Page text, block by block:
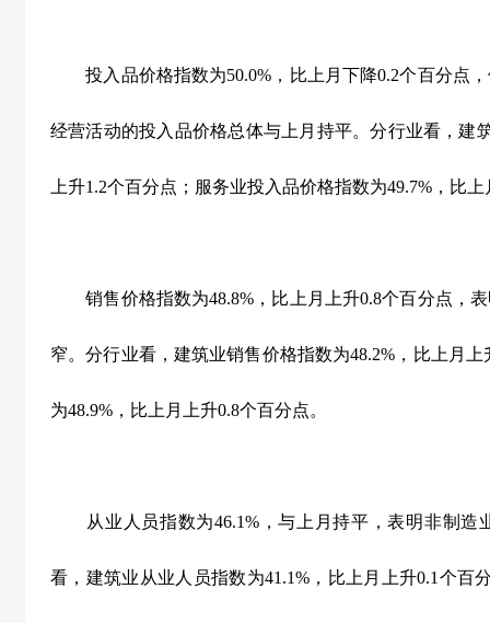
投入品价格指数为50.0% ，比上月下降0.2个百分点
经营活动的投入品价格总体与上月持平。分行业看，建
上升1.2个百分点；服务业投入品价格指数为49.7% ，比
销售价格指数为48.8% ，比上月上升0.8个百分点，
窄。分行业看，建筑业销售价格指数为48.2% ，比上月上
为48.9% ，比上月上升0.8个百分点。
从业人员指数为46.1% ，与上月持平，表明非制
看，建筑业从业人员指数为41.1% ，比上月上升0.1 个百